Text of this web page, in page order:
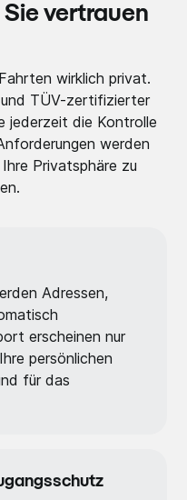
vertrauen
wirklich privat.
TÜV-zertifizierter
jederzeit die Kontrolle
werden
Privatsphäre zu
Adressen,
erscheinen nur
persönlichen
für das